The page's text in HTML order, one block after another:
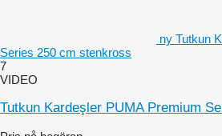
ny Tutkun
Series 250 cm stenkross
7
VIDEO
Tutkun Kardeşler PUMA Premium